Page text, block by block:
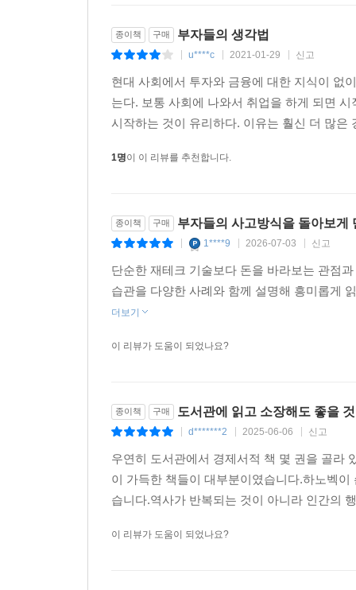
사람들의 판단을 흐리게 만듭니다.”투자자들은
사는 것과 같다. 원금 보장에 드는 비용과 수익을
투자하는 것이 훨씬 이익입니다.”
하노 벡은 통계적으로 주식의 수익률이 다른 투
같은 기간 미국 채권에 투자한 사람보다 155배
높게 평가한다는 데 있다. 채권이나 생명 보험의
맞게 고치면 3분의 1은 동산에, 3분의 1은 부동산
일반인들은 이해하기 어려운 포트폴리오 이론으
저축, 보험, 소비 습관부터 주식, 부동산, 노후 대비
당신이 얼마를 벌든, 세상이 어떻게 바뀌든
“아인슈타인은 어제와 똑같은 생각을 하고 살면
싶다면 먼저 부자들이 어떻게 생각하고 어떻게 인
부자들은 이미 이런 사실을 간파하고 다른 생각
약점을 파악하고 이를 이용하는 데 있다. 자신
생각법》은 우리의 약점, 특히 돈 관리를 하면서
있게 해 줄 것이다. 자, 부자가 될 준비가 되었는가?
종이책 구매 부자들의 생각법
u****c 2021-01-29 신고
현대 사회에서 투자와 금융에 대한 지식이 없
는다. 보통 사회에 나와서 취업을 하게 되면
시작하는 것이 유리하다. 이유는 훨신 더 많
1명이 이 리뷰를 추천합니다.
종이책 구매 부자들의 사고방식을 돌아보게
1****9 2026-07-03 신고
단순한 재테크 기술보다 돈을 바라보는 관점
습관을 다양한 사례와 함께 설명해 흥미롭게
더보기
이 리뷰가 도움이 되었나요?
종이책 구매 도서관에 읽고 소장해도 좋을
d*******2 2025-06-06 신고
우연히 도서관에서 경제서적 책 몇 권을 골라
이 가득한 책들이 대부분이였습니다.하노벡
습니다.역사가 반복되는 것이 아니라 인간의
이 리뷰가 도움이 되었나요?